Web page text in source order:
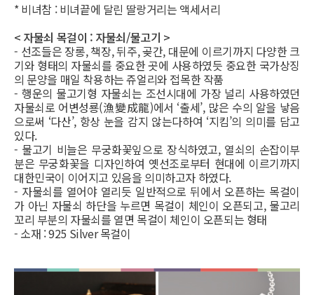
* 비녀참 : 비녀끝에 달린 딸랑거리는 액세서리
< 자물쇠 목걸이 : 자물쇠/물고기 >
- 선조들은 장롱, 책장, 뒤주, 곶간, 대문에 이르기까지 다양한 크
기와 형태의 자물쇠를 중요한 곳에 사용하였듯 중요한 국가상징
의 문양을 매일 착용하는 쥬얼리와 접목한 작품
- 행운의 물고기형 자물쇠는 조선시대에 가장 널리 사용하였던
자물쇠로 어변성룡(漁變成龍)에서 ‘출세’, 많은 수의 알을 낳음
으로써 ‘다산’, 항상 눈을 감지 않는다하여 ‘지킴’의 의미를 담고
있다.
- 물고기 비늘은 무궁화꽃잎으로 장식하였고, 열쇠의 손잡이부
분은 무궁화꽃을 디자인하여 옛선조로부터 현대에 이르기까지
대한민국이 이어지고 있음을 의미하고자 하였다.
- 자물쇠를 열어야 열리듯 일반적으로 뒤에서 오픈하는 목걸이
가 아닌 자물쇠 하단을 누르면 목걸이 체인이 오픈되고, 물고리
꼬리 부분의 자물쇠를 열면 목걸이 체인이 오픈되는 형태
- 소재 : 925 Silver 목걸이